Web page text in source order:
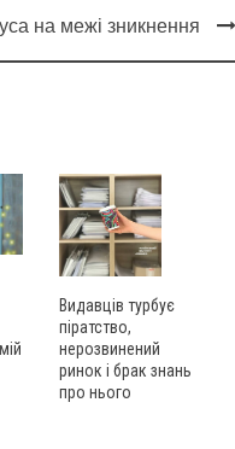
на межі зникнення
Видавців турбує
піратство,
нерозвинений
ринок і брак знань
про нього